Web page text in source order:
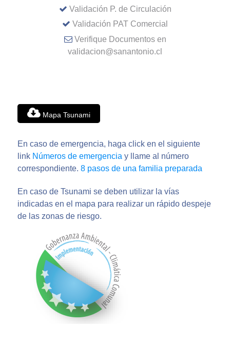
Validación P. de Circulación
Validación PAT Comercial
Verifique Documentos en
validacion@sanantonio.cl
Mapa Tsunami
En caso de emergencia, haga click en el siguiente
link Números de emergencia y llame al número
correspondiente. 8 pasos de una familia preparada
En caso de Tsunami se deben utilizar la vías
indicadas en el mapa para realizar un rápido despeje
de las zonas de riesgo.